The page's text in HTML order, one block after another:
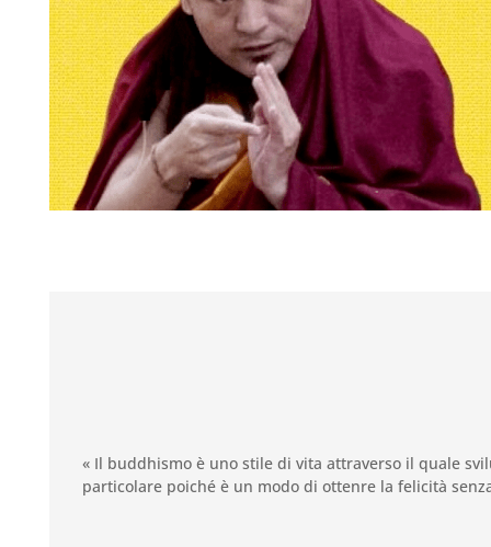
« Il buddhismo è uno stile di vita attraverso il quale
particolare poiché è un modo di ottenre la felicità